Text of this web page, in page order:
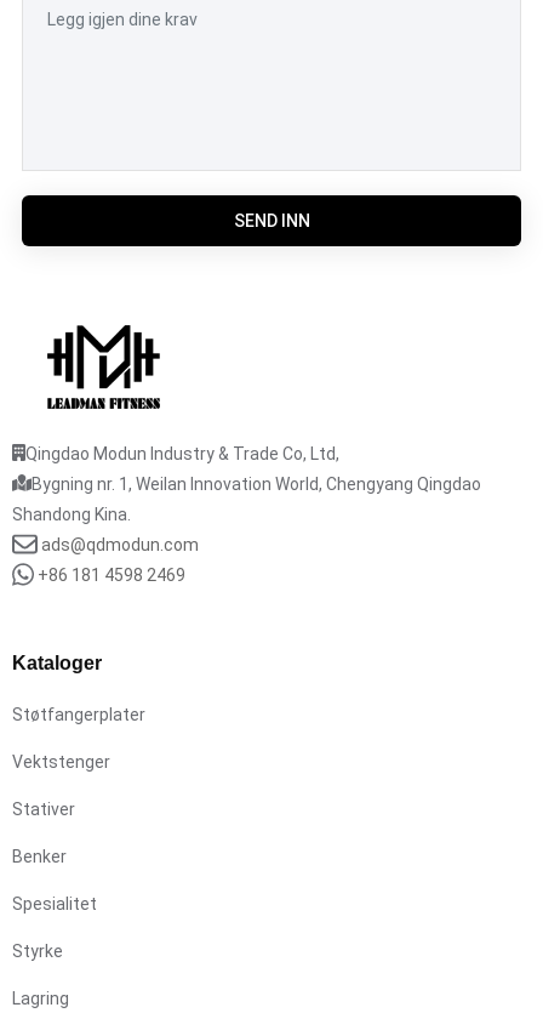
SEND INN
Qingdao Modun Industry & Trade Co, Ltd,
Bygning nr. 1, Weilan Innovation World, Chengyang Qingdao
Shandong Kina.
ads@qdmodun.com
+86 181 4598 2469
Kataloger
Støtfangerplater
Vektstenger
Stativer
Benker
Spesialitet
Styrke
Lagring